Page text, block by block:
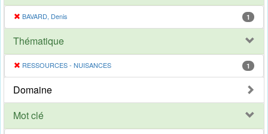
BAVARD, Denis 1
Thématique
RESSOURCES - NUISANCES 1
Domaine
Mot clé